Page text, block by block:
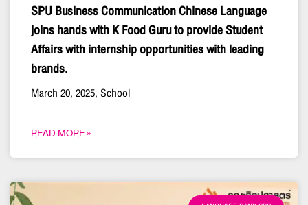
SPU Business Communication Chinese Language
joins hands with K Food Guru to provide Student
Affairs with internship opportunities with leading
brands.
March 20, 2025, School
READ MORE »